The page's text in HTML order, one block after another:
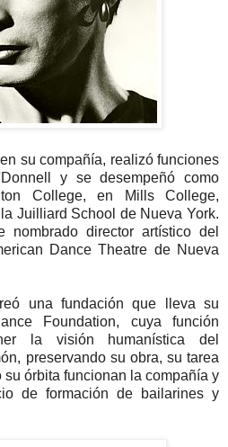
su compañía, realizó funciones
y se desempeñó como
College, en Mills College,
Juilliard School de Nueva York.
director artístico del
Dance Theatre de Nueva
una fundación que lleva su
Foundation, cuya función
la visión humanística del
preservando su obra, su tarea
órbita funcionan la compañía y
de formación de bailarines y